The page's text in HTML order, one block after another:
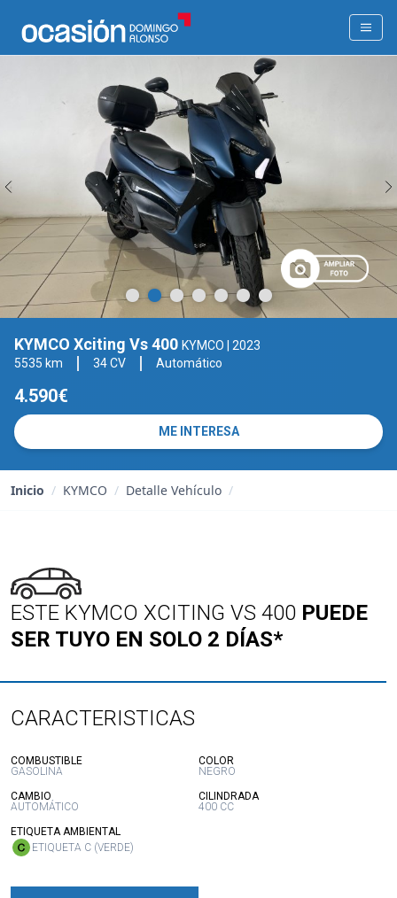
KYMCO Xciting Vs 400 KYMCO | 2023
5535 km
34 CV Automático
4.590€
ME INTERESA
Inicio / KYMCO / Detalle Vehículo /
ESTE KYMCO XCITING VS 400 PUEDE
SER TUYO EN SOLO 2 DÍAS*
CARACTERISTICAS
COMBUSTIBLE:
GASOLINA
COLOR
NEGRO
CAMBIO
AUTOMÁTICO
CILINDRADA:
400 CC
ETIQUETA AMBIENTAL
ETIQUETA C (VERDE)